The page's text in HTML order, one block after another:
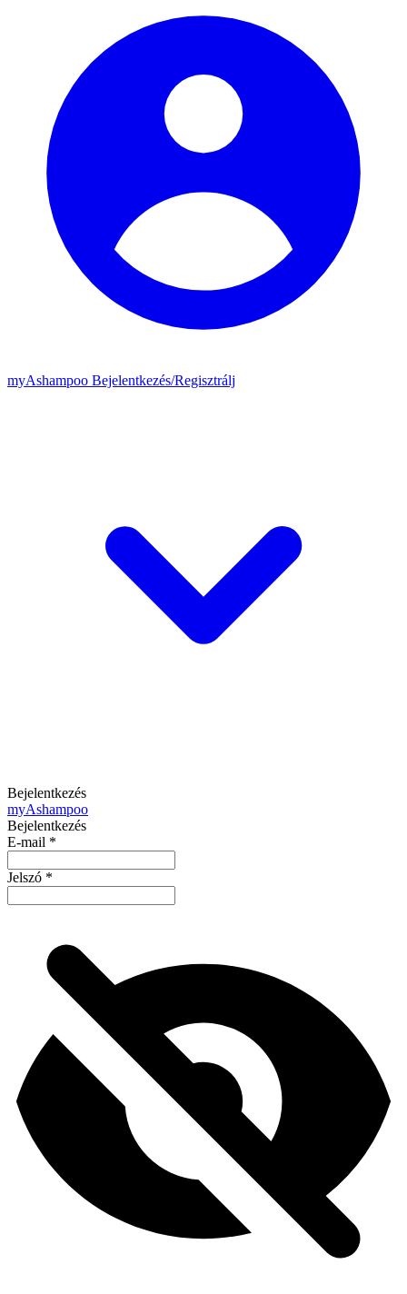
myAshampoo Bejelentkezés/Regisztrálj
Bejelentkezés
myAshampoo
Bejelentkezés
E-mail *
Jelszó *